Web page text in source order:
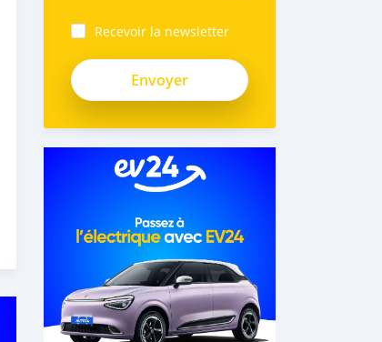
Recevoir la newsletter